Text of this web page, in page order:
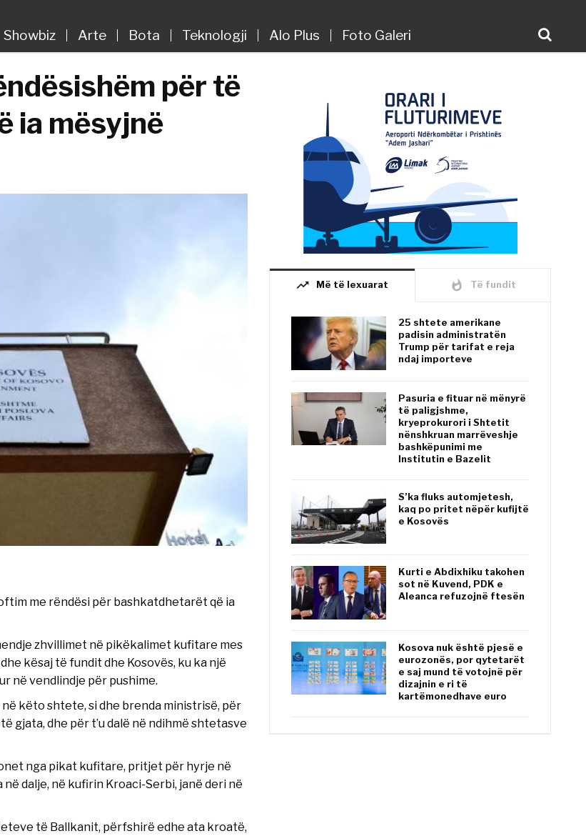
Showbiz Arte Bota Teknologji Alo Plus Foto Galeri
për të
ia mësyjnë
me rëndësi për bashkatdhetarët që ia
zhvillimet në pikëkalimet kufitare mes
kësaj të fundit dhe Kosovës, ku ka një
në vendlindje për pushime.
këto shtete, si dhe brenda ministrisë, për
dhe për t’u dalë në ndihmë shtetasve
nga pikat kufitare, pritjet për hyrje në
dalje, në kufirin Kroaci-Serbi, janë deri në
të Ballkanit, përfshirë edhe ata kroatë,
trending_up Më të lexuarat whatshot Të fundit
25 shtete amerikane
padisin administratën
Trump për tarifat e reja
ndaj importeve
Pasuria e fituar në mënyrë
të paligjshme,
kryeprokurori i Shtetit
nënshkruan marrëveshje
bashkëpunimi me
Institutin e Bazelit
S’ka fluks automjetesh,
kaq po pritet nëpër kufijtë
e Kosovës
Kurti e Abdixhiku takohen
sot në Kuvend, PDK e
Aleanca refuzojnë ftesën
Kosova nuk është pjesë e
eurozonës, por qytetarët
e saj mund të votojnë për
dizajnin e ri të
kartëmonedhave euro